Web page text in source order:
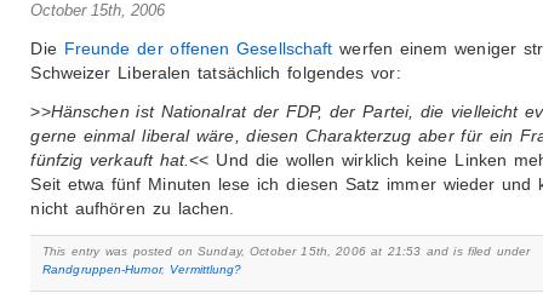
October 15th, 2006
Die Freunde der offenen Gesellschaft werfen einem weniger
Schweizer Liberalen tatsächlich folgendes vor:
>>Hänschen ist Nationalrat der FDP, der Partei, die vielleicht
gerne einmal liberal wäre, diesen Charakterzug aber für ein
fünfzig verkauft hat.<< Und die wollen wirklich keine Linken
Seit etwa fünf Minuten lese ich diesen Satz immer wieder und
nicht aufhören zu lachen.
This entry was posted on Sunday, October 15th, 2006 at 21:53 and is filed under
Randgruppen-Humor, Vermittlung?